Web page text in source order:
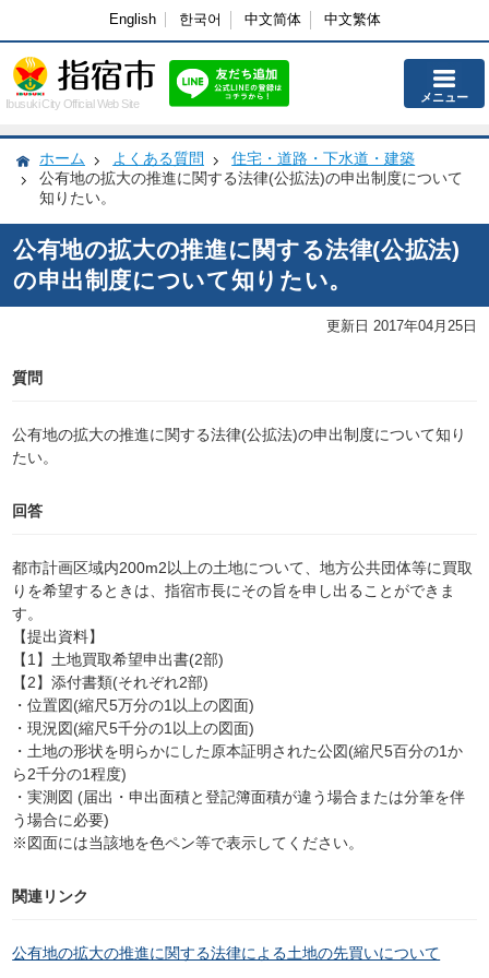
English 한국어 中文简体 中文繁体
Ibusuki City Official Web Site メニュー
ホーム よくある質問
住宅・道路・下水道・建築
公有地の拡大の推進に関する法律(公拡法)の申出制度について
知りたい。
公有地の拡大の推進に関する法律(公拡法)
の申出制度について知りたい。
更新日 2017年04月25日
質問
公有地の拡大の推進に関する法律(公拡法)の申出制度について知り
たい。
回答
都市計画区域内200m2以上の土地について、地方公共団体等に買取
りを希望するときは、指宿市長にその旨を申し出ることができま
す。
【提出資料】
【1】土地買取希望申出書(2部)
【2】添付書類(それぞれ2部)
・位置図(縮尺5万分の1以上の図面)
・現況図(縮尺5千分の1以上の図面)
・土地の形状を明らかにした原本証明された公図(縮尺5百分の1か
ら2千分の1程度)
・実測図 (届出・申出面積と登記簿面積が違う場合または分筆を伴
う場合に必要)
※図面には当該地を色ペン等で表示してください。
関連リンク
公有地の拡大の推進に関する法律による土地の先買いについて